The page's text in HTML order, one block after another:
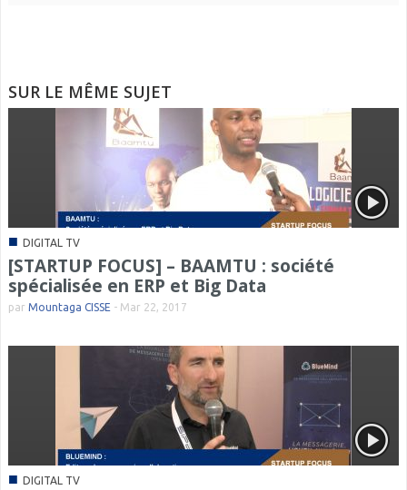
SUR LE MÊME SUJET
■ DIGITAL TV
[STARTUP FOCUS] – BAAMTU : société
spécialisée en ERP et Big Data
par Mountaga CISSE - Mar 22, 2017
■ DIGITAL TV